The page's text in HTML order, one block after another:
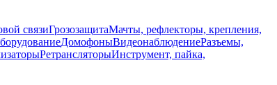
связиГрозозащитаМачты, рефлекторы, крепления,
ДомофоныВидеонаблюдениеРазъемы,
РетрансляторыИнструмент, пайка,